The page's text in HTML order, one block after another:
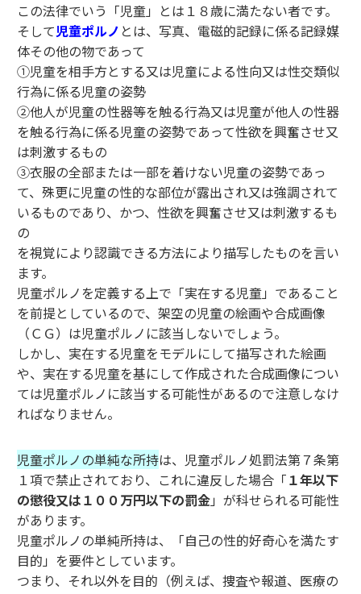
この法律でいう「児童」とは１８歳に満たない者です。
そして児童ポルノ とは、写真、電磁的記録に係る記録媒
体その他の物であって
①児童を相手方とする又は児童による性向又は性交類似
行為に係る児童の姿勢
②他人が児童の性器等を触る行為又は児童が他人の性器
を触る行為に係る児童の姿勢であって性欲を興奮させ又
は刺激するもの
③衣服の全部または一部を着けない児童の姿勢であっ
て、殊更に児童の性的な部位が露出され又は強調されて
いるものであり、かつ、性欲を興奮させ又は刺激するも
の
を視覚により認識できる方法により描写したものを言い
ます。
児童ポルノを定義する上で「実在する児童」であること
を前提としているので、架空の児童の絵画や合成画像
（ＣＧ）は児童ポルノに該当しないでしょう。
しかし、実在する児童をモデルにして描写された絵画
や、実在する児童を基にして作成された合成画像につい
ては児童ポルノに該当する可能性があるので注意しなけ
ればなりません。
児童ポルノの単純な所持は、児童ポルノ処罰法第７条第
１項で禁止されており、これに違反した場合「１年以下
の懲役又は１００万円以下の罰金」が科せられる可能性
があります。
児童ポルノの単純所持は、「自己の性的好奇心を満たす
目的」を要件としています。
つまり、それ以外を目的（例えば、捜査や報道、医療の